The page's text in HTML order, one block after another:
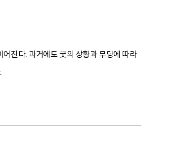
어진다. 과거에도 굿의 상황과 무당에 따라